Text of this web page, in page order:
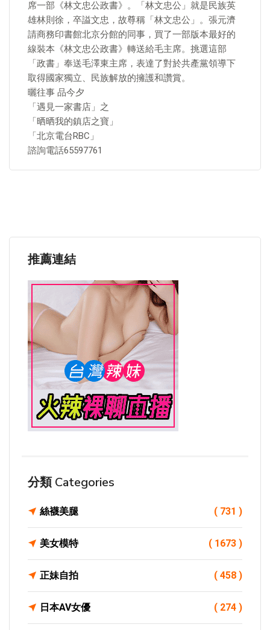
席一部《林文忠公政書》。「林文忠公」就是民族英
雄林則徐，卒謚文忠，故尊稱「林文忠公」。張元濟
請商務印書館北京分館的同事，買了一部版本最好的
線裝本《林文忠公政書》轉送給毛主席。挑選這部
「政書」奉送毛澤東主席，表達了對於共產黨領導下
取得國家獨立、民族解放的擁護和讚賞。
曬往事 品今夕
「遇見一家書店」之
「晒晒我的鎮店之寶」
「北京電台RBC」
諮詢電話65597761
推薦連結
分類 Categories
絲襪美腿 ( 731 )
美女模特 ( 1673 )
正妹自拍 ( 458 )
日本AV女優 ( 274 )